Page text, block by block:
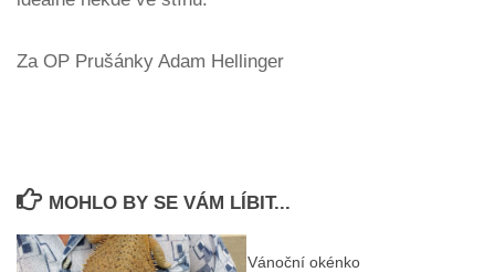
Za OP Prušánky Adam Hellinger
MOHLO BY SE VÁM LÍBIT...
Vánoční okénko